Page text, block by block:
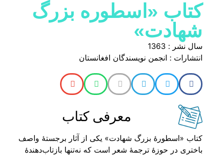
کتاب «اسطوره بزرگ
شهادت»
سال نشر : 1363
انتشارات : انجمن نویسندگان افغانستان
معرفی کتاب
کتاب «اسطورهٔ بزرگ شهادت» یکی از آثار برجستهٔ واصف
باختری در حوزهٔ ترجمهٔ شعر است که نه‌تنها بازتاب‌دهندهٔ